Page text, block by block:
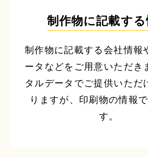
制作物に記載する
制作物に記載する会社情報
ータなどをご用意いただき
タルデータでご提供いただ
りますが、印刷物の情報
す。